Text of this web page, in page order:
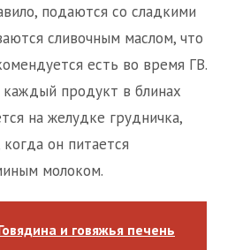
подаются со сладкими
сливочным маслом, что
есть во время ГВ.
продукт в блинах
на желудке грудничка,
он питается
молоком.
и говяжья печень